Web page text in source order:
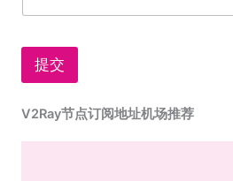
提交
V2Ray节点订阅地址机场推荐